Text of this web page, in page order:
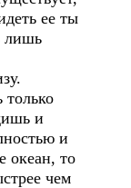
ее ты
лишь
только
и
и
океан, то
чем